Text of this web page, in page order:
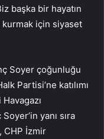
başka bir hayatın
için siyaset
Soyer çoğunluğu
Partisi’ne katılımı
yanı sıra
CHP İzmir